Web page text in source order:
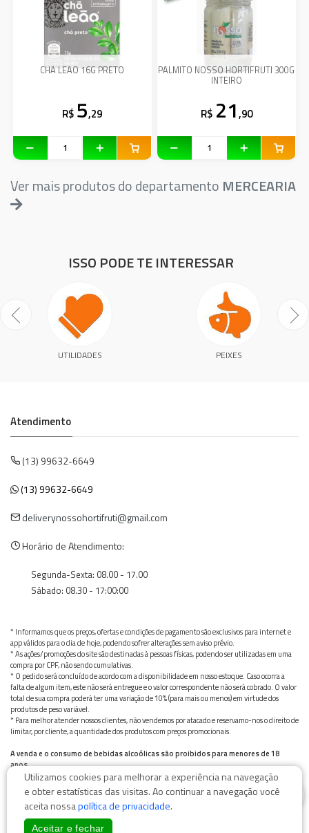
CHA LEAO 16G PRETO
R$ 5,29
PALMITO NOSSO HORTIFRUTI 300G
INTEIRO
R$ 21,90
Ver mais produtos do departamento MERCEARIA
ISSO PODE TE INTERESSAR
UTILIDADES PEIXES
Atendimento
(13) 99632-6649
(13) 99632-6649
deliverynossohortifruti@gmail.com
Horário de Atendimento:
Segunda-Sexta: 08.00 - 17.00
Sábado: 08.30 - 17:00:00
* Informamos que os preços, ofertas e condições de pagamento são exclusivos para internet e
app válidos para o dia de hoje, podendo sofrer alterações sem aviso prévio.
* As ações/promoções do site são destinadas à pessoas físicas, podendo ser utilizadas em uma
compra por CPF, não sendo cumulativas.
* O pedido será concluído de acordo com a disponibilidade em nosso estoque. Caso ocorra a
falta de algum item, este não será entregue e o valor correspondente não será cobrado. O valor
total de sua compra poderá ter uma variação de 10% (para mais ou menos) em virtude dos
produtos de peso variável.
* Para melhor atender nossos clientes, não vendemos por atacado e reservamo-nos o direito de
limitar, por cliente, a quantidade dos produtos com preços promocionais.
A venda e o consumo de bebidas alcoólicas são proibidos para menores de 18
anos.
Bebida alcoólica pode causar dependência química e, em excesso, provoca graves males à saúde.
Beba com moderação
Utilizamos cookies para melhorar a experiência na navegação
e obter estatísticas das visitas. Ao continuar a navegação você
aceita nossapolítica de privacidade.
Aceitar e fechar